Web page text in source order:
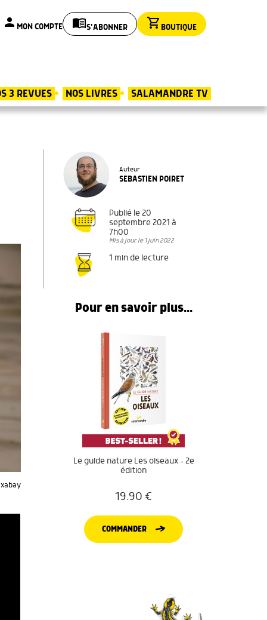
person MON COMPTE menu_bookS'ABONNER shopping_cart BOUTIQUE
3 REVUES NOS LIVRES SALAMANDRE TV
Auteur
SEBASTIEN POIRET
Publié le 20
septembre 2021 à
7h00
Mis à jour le 1 juin 2022
1 min de lecture
Pour en savoir plus...
Le guide nature Les oiseaux – 2e
édition
19.90 €
COMMANDER